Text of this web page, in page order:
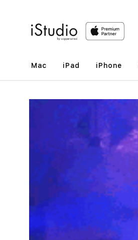
Mac iPad iPhone
Lewati
informasi
produk